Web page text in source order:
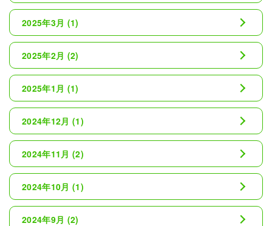
2025年3月 (1)
2025年2月 (2)
2025年1月 (1)
2024年12月 (1)
2024年11月 (2)
2024年10月 (1)
2024年9月 (2)